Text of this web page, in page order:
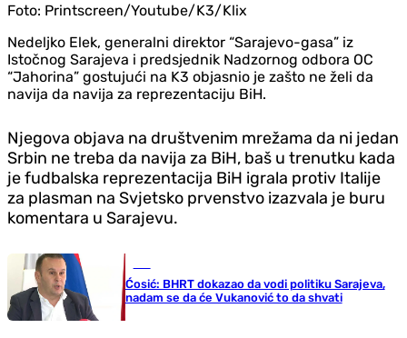
Foto: Printscreen/Youtube/K3/Klix
Nedeljko Elek, generalni direktor “Sarajevo-gasa” iz
Istočnog Sarajeva i predsjednik Nadzornog odbora OC
“Jahorina” gostujući na K3 objasnio je zašto ne želi da
navija da navija za reprezentaciju BiH.
Njegova objava na društvenim mrežama da ni jedan
Srbin ne treba da navija za BiH, baš u trenutku kada
je fudbalska reprezentacija BiH igrala protiv Italije
za plasman na Svjetsko prvenstvo izazvala je buru
komentara u Sarajevu.
Ćosić: BHRT dokazao da vodi politiku Sarajeva,
nadam se da će Vukanović to da shvati